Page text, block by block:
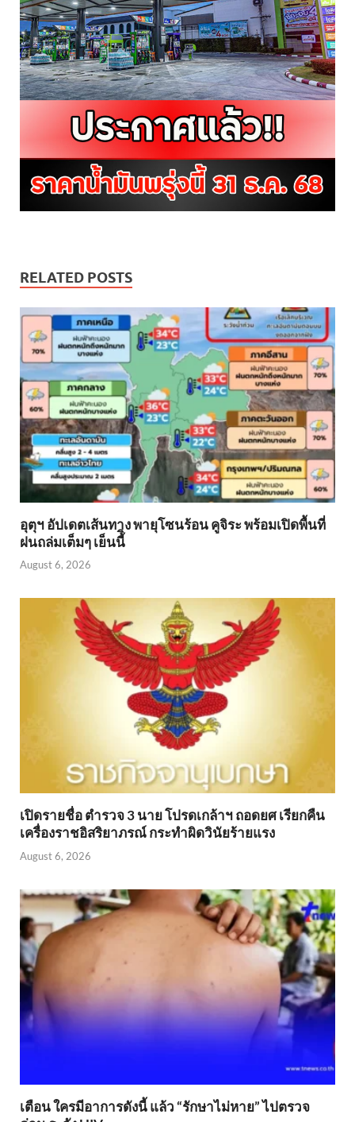
RELATED POSTS
อุตุฯ อัปเดตเส้นทาง พายุโซนร้อน คูจิระ พร้อมเปิดพื้นที่
ฝนถล่มเต็มๆ เย็นนี้ิ
August 6, 2026
เปิดรายชื่อ ตำรวจ 3 นาย โปรดเกล้าฯ ถอดยศ เรียกคืน
เครื่องราชอิสริยาภรณ์ กระทำผิดวินัยร้ายแรง
August 6, 2026
เตือน ใครมีอาการดังนี้ แล้ว “รักษาไม่หาย” ไปตรวจ